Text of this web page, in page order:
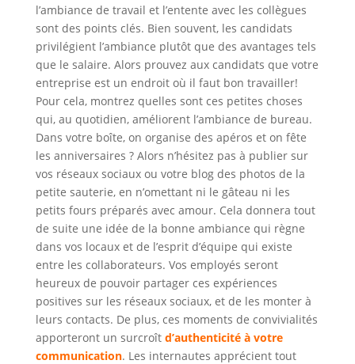
l’ambiance de travail et l’entente avec les collègues
sont des points clés. Bien souvent, les candidats
privilégient l’ambiance plutôt que des avantages tels
que le salaire. Alors prouvez aux candidats que votre
entreprise est un endroit où il faut bon travailler!
Pour cela, montrez quelles sont ces petites choses
qui, au quotidien, améliorent l’ambiance de bureau.
Dans votre boîte, on organise des apéros et on fête
les anniversaires ? Alors n’hésitez pas à publier sur
vos réseaux sociaux ou votre blog des photos de la
petite sauterie, en n’omettant ni le gâteau ni les
petits fours préparés avec amour. Cela donnera tout
de suite une idée de la bonne ambiance qui règne
dans vos locaux et de l’esprit d’équipe qui existe
entre les collaborateurs. Vos employés seront
heureux de pouvoir partager ces expériences
positives sur les réseaux sociaux, et de les monter à
leurs contacts. De plus, ces moments de convivialités
apporteront un surcroît d’authenticité à votre
communication. Les internautes apprécient tout